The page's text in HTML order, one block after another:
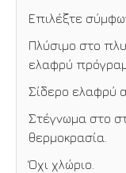
Επιλέξτε
Πλύσιμο στο
ελαφρύ
Σίδερο ελαφρύ
Στέγνωμα στο
θερμοκρασία.
Όχι χλώριο.